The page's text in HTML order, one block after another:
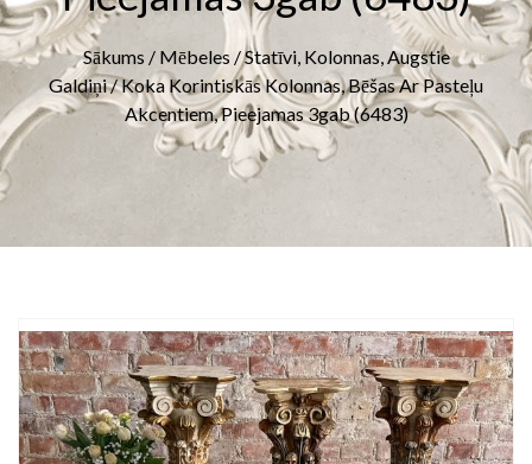
Sākums / Mēbeles/Statīvi, Kolonnas, Augstie
Galdiņi/ Koka Korintiskās Kolonnas, Bēšas Ar Pasteļu
Akcentiem, Pieejamas 3gab (6483)